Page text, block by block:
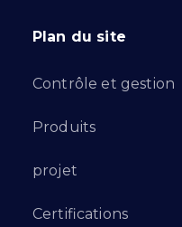
Plan du site
Contrôle et gestion
Produits
projet
Certifications